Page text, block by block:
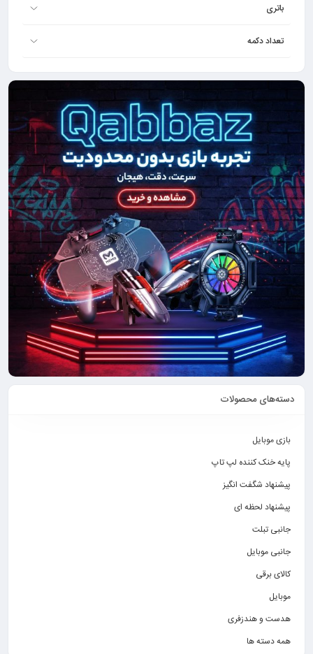
باتری
تعداد دکمه
دسته‌های محصولات
بازی موبایل
پایه خنک کننده لپ تاپ
پیشنهاد شگفت انگیز
پیشنهاد لحظه ای
جانبی تبلت
جانبی موبایل
کالای برقی
موبایل
هدست و هندزفری
همه دسته ها